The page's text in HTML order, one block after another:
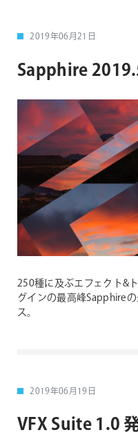
2019年06月21日
Sapphire
250種に及ぶエフェクト&
グインの最高峰Sapphire
ス。
2019年06月19日
VFX Suite 1.0